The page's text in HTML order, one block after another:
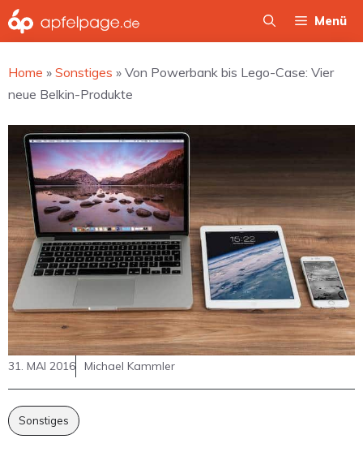
Zum
Inhalt
Menü
Home » Sonstiges » Von Powerbank bis Lego-Case: Vier
neue Belkin-Produkte
31. MAI 2016 Michael Kammler
Sonstiges